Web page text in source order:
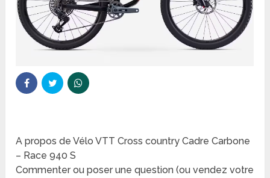
A propos de Vélo VTT Cross country Cadre Carbone
– Race 940 S
Commenter ou poser une question (ou vendez votre